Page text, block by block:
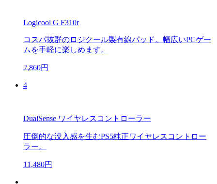
Logicool G F310r
コスパ抜群のロジクール製有線パッド。幅広いPCゲー
ムを手軽に楽しめます。
2,860円
4
DualSense ワイヤレスコントローラー
圧倒的な没入感を生むPS5純正ワイヤレスコントロー
ラー。
11,480円